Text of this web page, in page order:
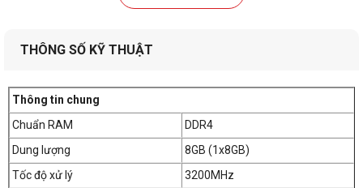
THÔNG SỐ KỸ THUẬT
Thông tin chung
Chuẩn RAM
DDR4
Dung lượng
8GB (1x8GB)
Tốc độ xử lý
3200MHz